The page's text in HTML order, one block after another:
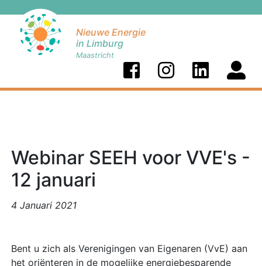
Nieuwe Energie
in Limburg
Maastricht
Webinar SEEH voor VVE's -
12 januari
4 Januari 2021
Bent u zich als Verenigingen van Eigenaren (VvE) aan
het oriënteren in de mogelijke energiebesparende